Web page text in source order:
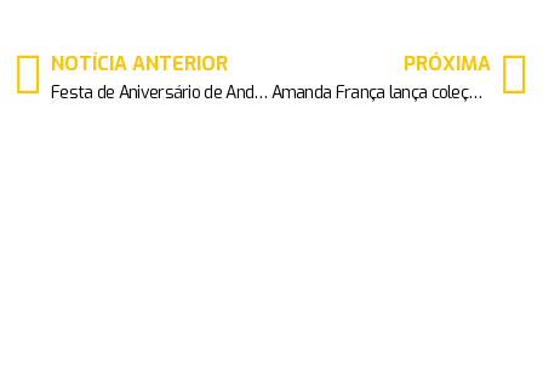
NOTÍCIA ANTERIOR
Festa de Aniversário de Andressa Urach celebra sucesso de vendas da Playboy Internacional
PRÓXIMA
Amanda França lança coleção de biquínis em Ibiza com peças inspiradas no ‘mediterrâneo’; saiba tudo